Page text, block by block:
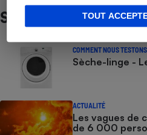
TOUT
Sur le même sujet
COMMENT NOUS TESTONS
Sèche-linge -
ACTUALITÉ
Les vagues de
de 6 000